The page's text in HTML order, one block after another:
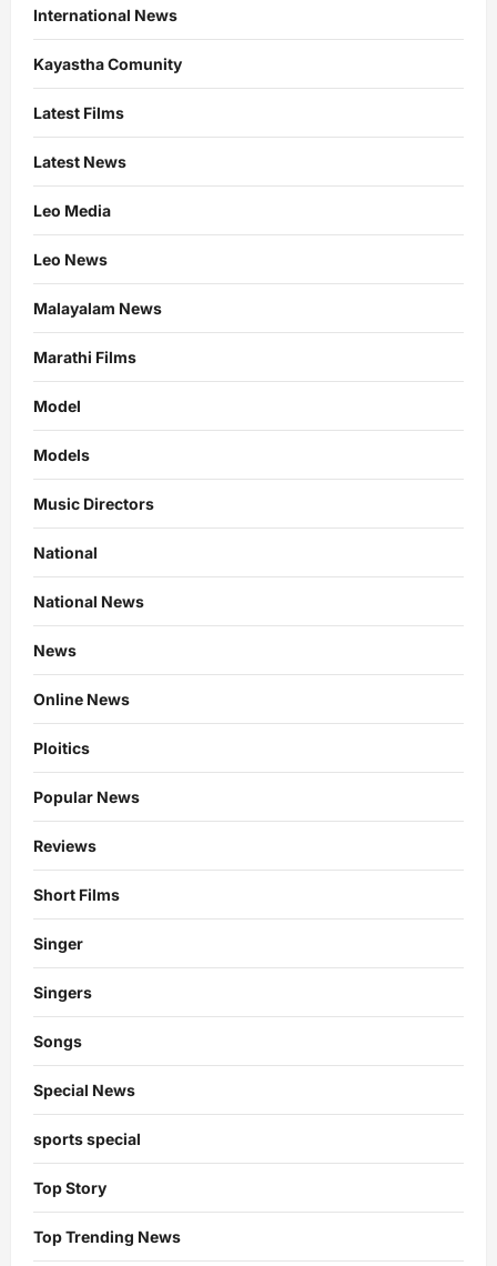
International News
Kayastha Comunity
Latest Films
Latest News
Leo Media
Leo News
Malayalam News
Marathi Films
Model
Models
Music Directors
National
National News
News
Online News
Ploitics
Popular News
Reviews
Short Films
Singer
Singers
Songs
Special News
sports special
Top Story
Top Trending News